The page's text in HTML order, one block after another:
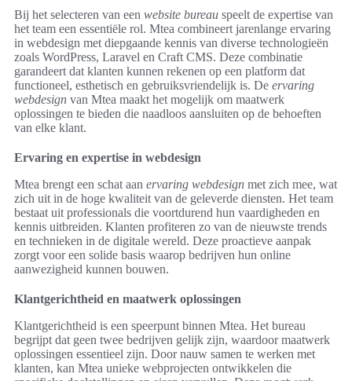
Bij het selecteren van een website bureau speelt de expertise van
het team een essentiële rol. Mtea combineert jarenlange ervaring
in webdesign met diepgaande kennis van diverse technologieën
zoals WordPress, Laravel en Craft CMS. Deze combinatie
garandeert dat klanten kunnen rekenen op een platform dat
functioneel, esthetisch en gebruiksvriendelijk is. De ervaring
webdesign van Mtea maakt het mogelijk om maatwerk
oplossingen te bieden die naadloos aansluiten op de behoeften
van elke klant.
Ervaring en expertise in webdesign
Mtea brengt een schat aan ervaring webdesign met zich mee, wat
zich uit in de hoge kwaliteit van de geleverde diensten. Het team
bestaat uit professionals die voortdurend hun vaardigheden en
kennis uitbreiden. Klanten profiteren zo van de nieuwste trends
en technieken in de digitale wereld. Deze proactieve aanpak
zorgt voor een solide basis waarop bedrijven hun online
aanwezigheid kunnen bouwen.
Klantgerichtheid en maatwerk oplossingen
Klantgerichtheid is een speerpunt binnen Mtea. Het bureau
begrijpt dat geen twee bedrijven gelijk zijn, waardoor maatwerk
oplossingen essentieel zijn. Door nauw samen te werken met
klanten, kan Mtea unieke webprojecten ontwikkelen die